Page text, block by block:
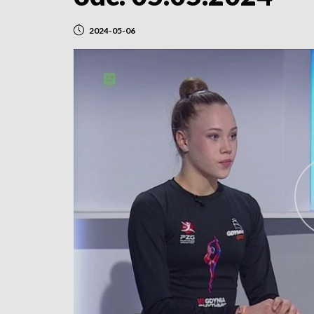
2024-05-06